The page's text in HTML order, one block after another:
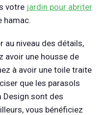
votre jardin pour abriter
hamac.
au niveau des détails,
avoir une housse de
à avoir une toile traite
que les parasols
Design sont des
vous bénéficiez